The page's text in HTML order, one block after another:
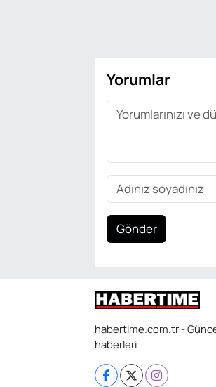
Yorumlar
Gönder
habertime.com.tr -
haberleri